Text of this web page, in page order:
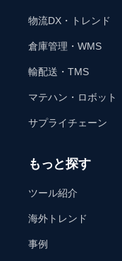
物流DX・トレンド
倉庫管理・WMS
輸配送・TMS
マテハン・ロボット
サプライチェーン
もっと探す
ツール紹介
海外トレンド
事例